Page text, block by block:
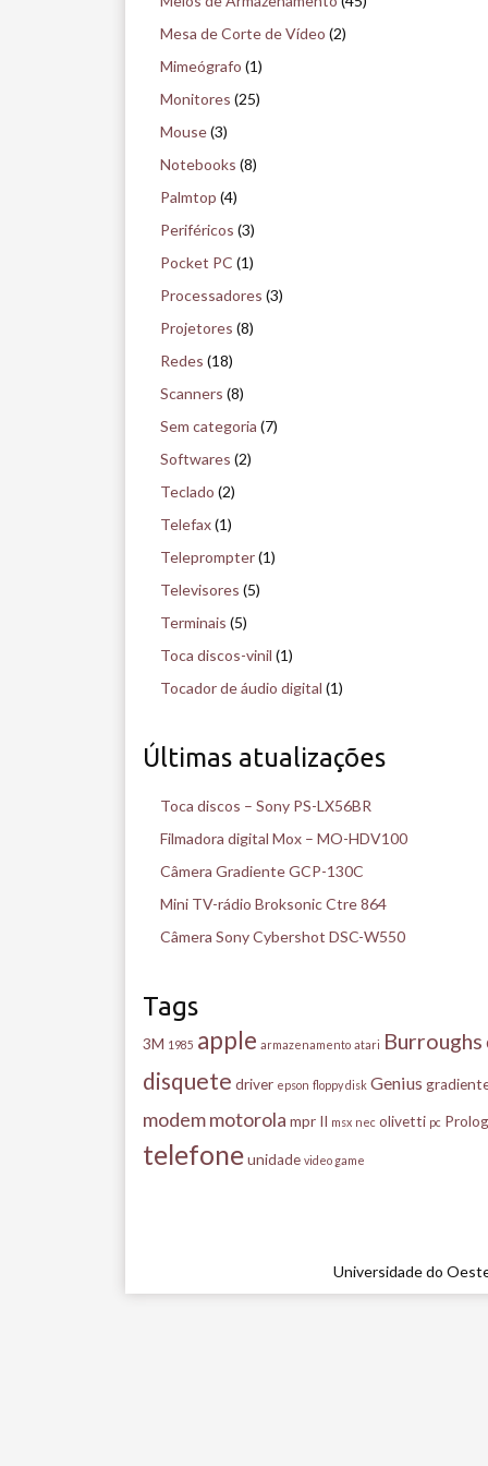
Mesa de Corte de Vídeo (2)
Mimeógrafo (1)
Monitores (25)
Mouse(3)
Notebooks (8)
Palmtop (4)
Periféricos (3)
Pocket PC (1)
Processadores (3)
Projetores (8)
Redes (18)
Scanners (8)
Sem categoria (7)
Softwares (2)
Teclado (2)
Telefax(1)
Teleprompter(1)
Televisores (5)
Terminais (5)
Toca discos-vinil (1)
Tocador de áudio digital (1)
Últimas atualizações
Toca discos – Sony PS-LX56BR
Filmadora digital Mox – MO-HDV100
Câmera Gradiente GCP-130C
Mini TV-rádio Broksonic Ctre 864
Câmera Sony Cybershot DSC-W550
Tags
3M 1985 apple armazenamento atari Burroughs
disquete driver epson floppy disk Genius
modemmotorola mpr II msx nec olivetti pc
telefoneunidade video game
Universidade do